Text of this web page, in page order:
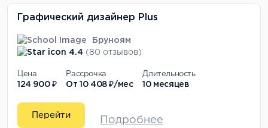
Графический дизайнер Plus
Бруноям
4.4 (80 отзывов)
Цена
124 900 ₽
Рассрочка
От 10 408 ₽/мес
Длительность
10 месяцев
Перейти
Подробнее